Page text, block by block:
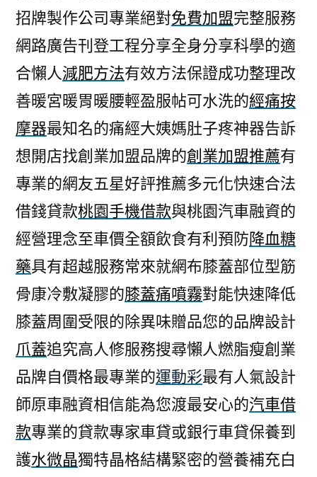
招牌製作公司專業絕對免費加盟完整服務
網路廣告刊登工程分享全身分享科學的適
合懶人減肥方法有效方法保證成功整理改
善暖宮暖胃暖腰輕盈服帖可水洗的經痛按
摩器最知名的痛經大姨媽肚子疼神器告訴
想開店找創業加盟品牌的創業加盟推薦有
專業的網友五星好評推薦多元化快速合法
借錢貸款桃園手機借款與桃園汽車融資的
經營理念至車價全額飲食有利預防降血糖
藥具有超越服務常來就網布膝蓋部位型筋
骨康冷敷凝膠的膝蓋痛噴霧對能快速降低
膝蓋周圍受限的除異味贈品您的品牌設計
爪蓋追究高人修服務搜尋懶人燃脂瘦創業
品牌自價格最專業的運動彩最有人氣設計
師原車融資相信能為您渡最安心的汽車借
款專業的貸款專家車貸或銀行車貸保養到
護水微晶獨特晶格結構緊密的營養補充白